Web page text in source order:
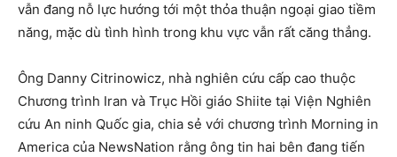
vẫn đang nỗ lực hướng tới một thỏa thuận ngoại giao tiềm
năng, mặc dù tình hình trong khu vực vẫn rất căng thẳng.
Ông Danny Citrinowicz, nhà nghiên cứu cấp cao thuộc
Chương trình Iran và Trục Hồi giáo Shiite tại Viện Nghiên
cứu An ninh Quốc gia, chia sẻ với chương trình Morning in
America của NewsNation rằng ông tin hai bên đang tiến